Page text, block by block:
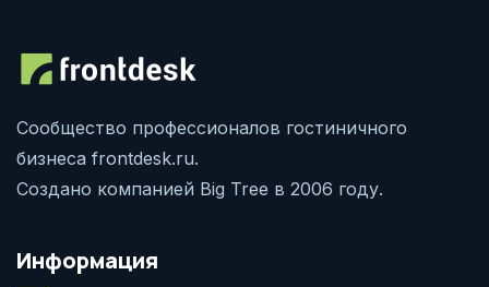
Сообщество профессионалов гостиничного
бизнеса frontdesk.ru.
Создано компанией Big Tree в 2006 году.
Информация